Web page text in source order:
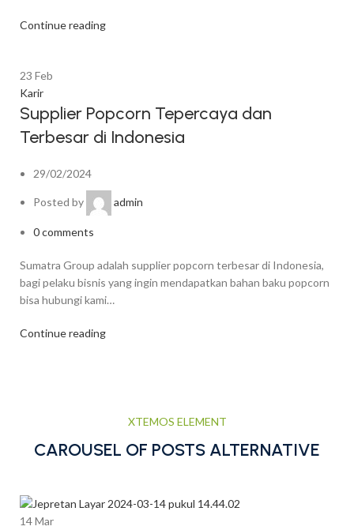
Continue reading
23 Feb
Karir
Supplier Popcorn Tepercaya dan
Terbesar di Indonesia
29/02/2024
Posted by admin
0comments
Sumatra Group adalah supplier popcorn terbesar di Indonesia,
bagi pelaku bisnis yang ingin mendapatkan bahan baku popcorn
bisa hubungi kami…
Continue reading
XTEMOS ELEMENT
CAROUSEL OF POSTS ALTERNATIVE
14Mar